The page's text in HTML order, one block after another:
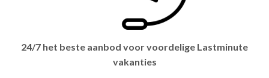
24/7 het beste aanbod voor voordelige Lastminute
vakanties